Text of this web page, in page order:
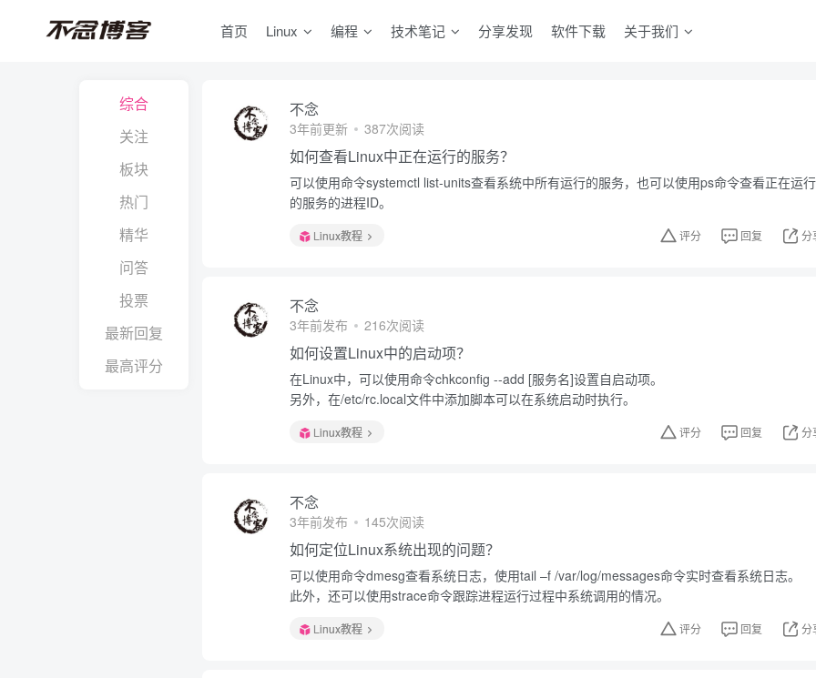
首页 Linux 编程 技术笔记 分享发现 软件下载 关于我们
综合
关注
板块
热门
精华
问答
投票
最新回复
最高评分
不念
3年前更新 387次阅读
如何查看Linux中正在运行的服务？
可以使用命令systemctl list-units查看系统中所有运行的服务，也可以使用ps命令查看正在运行
的服务的进程ID。
Linux教程 评分 回复 分
不念
3年前发布 216次阅读
如何设置Linux中的启动项？
在Linux中，可以使用命令chkconfig --add [服务名]设置自启动项。
另外，在/etc/rc.local文件中添加脚本可以在系统启动时执行。
Linux教程 评分 回复 分
不念
3年前发布 145次阅读
如何定位Linux系统出现的问题？
可以使用命令dmesg查看系统日志，使用tail –f /var/log/messages命令实时查看系统日志。
此外，还可以使用strace命令跟踪进程运行过程中系统调用的情况。
Linux教程 评分 回复 分